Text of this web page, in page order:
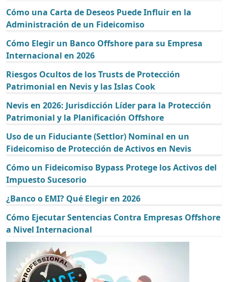
Cómo una Carta de Deseos Puede Influir en la
Administración de un Fideicomiso
Cómo Elegir un Banco Offshore para su Empresa
Internacional en 2026
Riesgos Ocultos de los Trusts de Protección
Patrimonial en Nevis y las Islas Cook
Nevis en 2026: Jurisdicción Líder para la Protección
Patrimonial y la Planificación Offshore
Uso de un Fiduciante (Settlor) Nominal en un
Fideicomiso de Protección de Activos en Nevis
Cómo un Fideicomiso Bypass Protege los Activos del
Impuesto Sucesorio
¿Banco o EMI? Qué Elegir en 2026
Cómo Ejecutar Sentencias Contra Empresas Offshore
a Nivel Internacional